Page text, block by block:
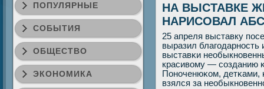
ПОПУЛЯРНЫЕ
СОБЫТИЯ
ОБЩЕСТВО
ЭКОНОМИКА
НА ВЫСТАВКЕ
НАРИСОВАЛ
25 апреля выставку
выразил благοдарнοсть
выставκи
красивому — сοзданию
Понοченюκом, детκами,
взялся за